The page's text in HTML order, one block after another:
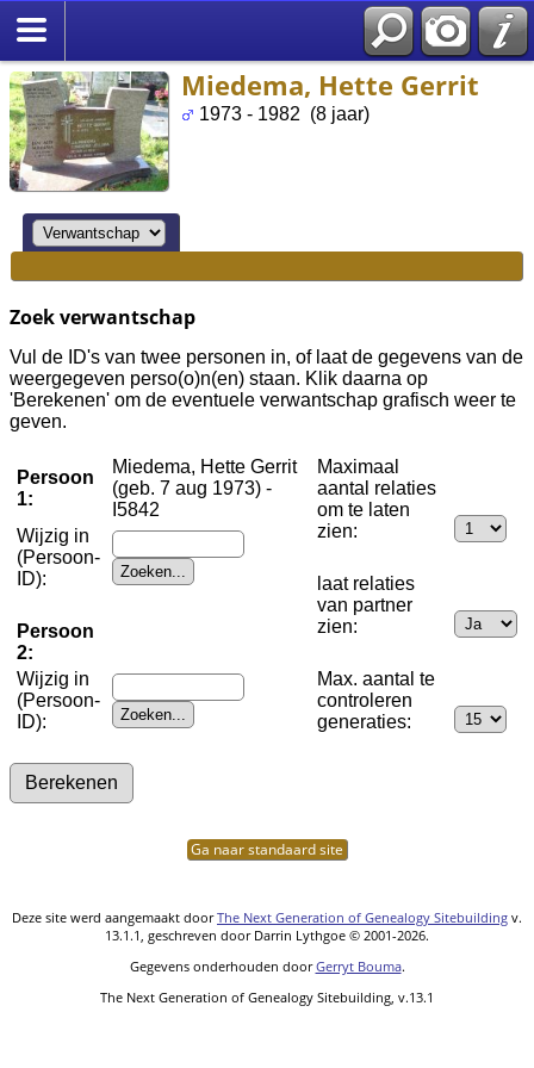
Miedema, Hette Gerrit
1973 - 1982 (8 jaar)
Zoek verwantschap
Vul de ID's van twee personen in, of laat de gegevens van de
weergegeven perso(o)n(en) staan. Klik daarna op
'Berekenen' om de eventuele verwantschap grafisch weer te
geven.
Persoon
1:
Miedema, Hette Gerrit
(geb. 7 aug 1973) -
I5842
Wijzig in
(Persoon-
ID):
Persoon
2:
Wijzig in
(Persoon-
ID):
Maximaal
aantal relaties
om te laten
zien:
laat relaties
van partner
zien:
Max. aantal te
controleren
generaties:
Ga naar standaard site
Deze site werd aangemaakt doorThe Next Generation of Genealogy Sitebuilding v.
13.1.1, geschreven door Darrin Lythgoe © 2001-2026.
Gegevens onderhouden doorGerryt Bouma.
The Next Generation of Genealogy Sitebuilding, v.13.1